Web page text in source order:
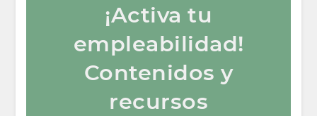
¡Activa tu
empleabilidad!
Contenidos y
recursos